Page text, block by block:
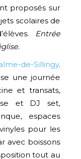
proposés sur
scolaires de
Entrée
de-Sillingy.
une journée
et transats,
et DJ set,
espaces
pour les
avec boissons
tout au